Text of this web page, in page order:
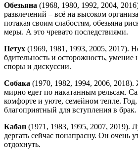
Обезьяна (1968, 1980, 1992, 2004,
развлечений – всё на высоком
потакая своим слабостям, обезьяна
меры. А это чревато последствиями.
Петух (1969, 1981, 1993, 2005, 2017).
бдительность и осторожность, умение
споры и дискуссии.
Собака (1970, 1982, 1994, 2006, 2018).
мирно едет по накатанным рельсам.
комфорте и уюте, семейном тепле.
благоприятный для вступления в брак.
Кабан (1971, 1983, 1995, 2007, 2019).
дергать сейчас понапрасну. Он очень
отдохнуть.